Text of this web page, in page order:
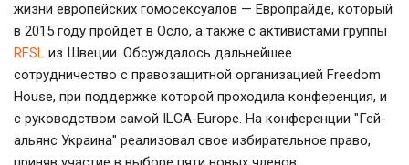
жизни европейских гомосексуалов — Европрайде, который
в 2015 году пройдет в Осло, а также с активистами группы
RFSL из Швеции. Обсуждалось дальнейшее
сотрудничество с правозащитной организацией Freedom
House, при поддержке которой проходила конференция, и
с руководством самой ILGA-Europe. На конференции "Гей-
альянс Украина" реализовал свое избирательное право,